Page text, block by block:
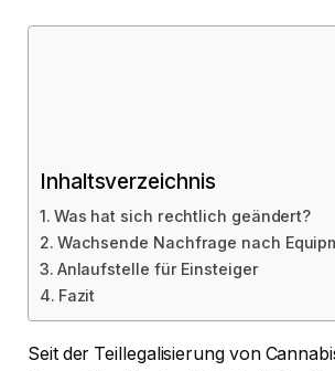
Inhaltsverzeichnis
Was hat sich rechtlich geändert?
Wachsende Nachfrage nach
Anlaufstelle für Einsteiger
Fazit
Seit der Teillegalisierung von